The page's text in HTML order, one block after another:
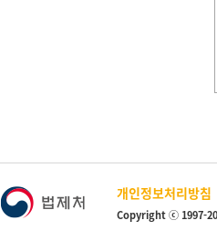
개인정보처리방침
Copyright ⓒ 1997-